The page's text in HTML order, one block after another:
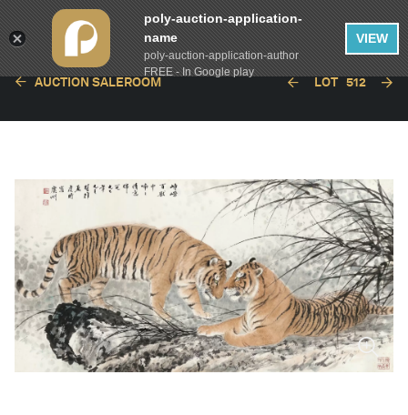
AUCTION SALEROOM LOT 512
poly-auction-application-
name
poly-auction-application-author
FREE - In Google play
VIEW